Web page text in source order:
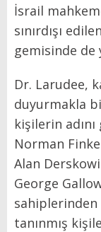
İsrail
sınırdışı
gemisinde de
Dr. Larudee,
duyurmakla
kişilerin
Norman
Alan
George
sahiplerinden
tanınmış